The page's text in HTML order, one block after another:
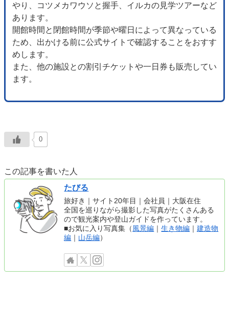
やり、コツメカワウソと握手、イルカの見学ツアーなど
あります。
開館時間と閉館時間が季節や曜日によって異なっている
ため、出かける前に公式サイトで確認することをおすす
めします。
また、他の施設との割引チケットや一日券も販売してい
ます。
0
この記事を書いた人
たびる
旅好き｜サイト20年目｜会社員｜大阪在住
全国を巡りながら撮影した写真がたくさんある
ので観光案内や登山ガイドを作っています。
■お気に入り写真集（風景編 ｜生き物編 ｜建造物
編 ｜ 山岳編）